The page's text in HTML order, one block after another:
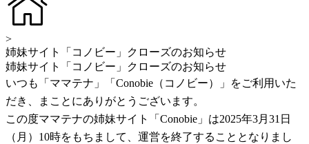
>
姉妹サイト「コノビー」クローズのお知らせ
姉妹サイト「コノビー」クローズのお知らせ
いつも「ママテナ」「Conobie（コノビー）」をご利用いた
だき、まことにありがとうございます。
この度ママテナの姉妹サイト「Conobie」は2025年3月31日
（月）10時をもちまして、運営を終了することとなりまし